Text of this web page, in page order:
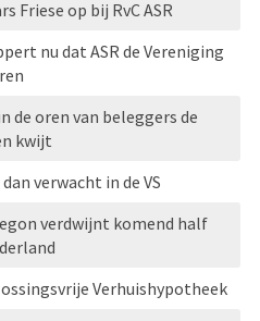
Friese op bij RvC ASR
nu dat ASR de Vereniging
de oren van beleggers de
kwijt
verwacht in de VS
verdwijnt komend half
Verhuishypotheek